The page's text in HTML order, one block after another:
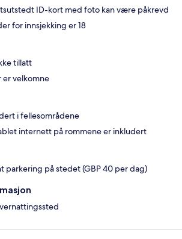
ID-kort med foto kan være påkrevd
for innsjekking er 18
tillatt
er velkomne
i fellesområdene
internett på rommene er inkludert
parkering på stedet (GBP 40 per dag)